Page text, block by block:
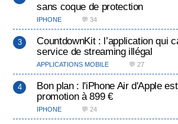
sans coque de protection
IPHONE 💬 34
CountdownKit : l’application qui
service de streaming illégal
APPLICATIONS MOBILE 💬 27
Bon plan : l'iPhone Air d'Apple
promotion à 899 €
IPHONE 💬 24